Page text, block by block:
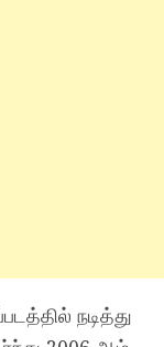
நடித்து